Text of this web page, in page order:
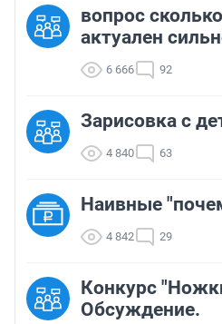
вопрос
актуален
6 666 92
Зарисовка с
4 840 63
Наивные
4 842 29
Конкурс
Обсуждение.